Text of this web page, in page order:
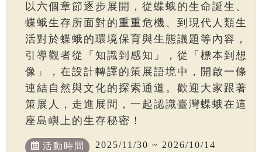
以六個章節逐步展開，從蝶蛾的生命誕生、
蝶蛾生存所面對的重重危機、到現代人類生
活對於蝶蛾的環境保育與生態議題等內容，
引導觀者從「知識到感知」，從「標本到想
像」，在設計轉譯的策展語境中，開啟一條
連結自然與文化的探索通道。歡迎大家跟著
策展人，走進展間，一起認識臺灣蝶蛾在這
座島嶼上的生存秘密！
活動時間 2025/11/30 ~ 2026/10/14